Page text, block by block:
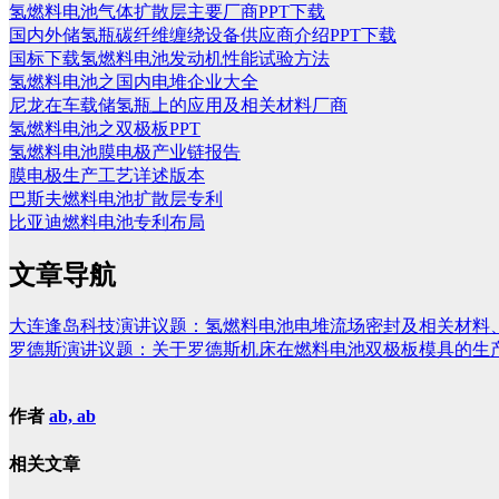
氢燃料电池气体扩散层主要厂商PPT下载
国内外储氢瓶碳纤维缠绕设备供应商介绍PPT下载
国标下载氢燃料电池发动机性能试验方法
氢燃料电池之国内电堆企业大全
尼龙在车载储氢瓶上的应用及相关材料厂商
氢燃料电池之双极板PPT
氢燃料电池膜电极产业链报告
膜电极生产工艺详述版本
巴斯夫燃料电池扩散层专利
比亚迪燃料电池专利布局
文章导航
大连逢岛科技演讲议题：氢燃料电池电堆流场密封及相关材料
罗德斯演讲议题：关于罗德斯机床在燃料电池双极板模具的生
作者 ab, ab
相关文章